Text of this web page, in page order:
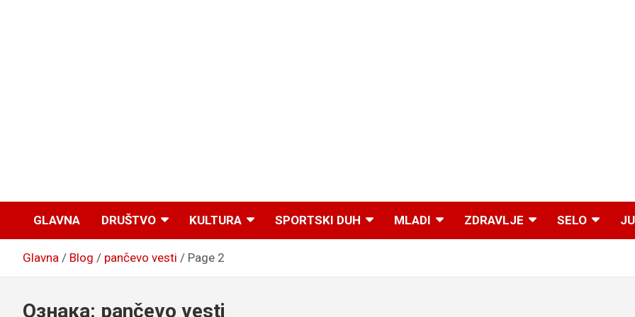
GLAVNA DRUŠTVO KULTURA SPORTSKI DUH MLADI ZDRAVLJE SELO
Glavna Blog pančevo vesti Page 2
Ознака: pančevo vesti